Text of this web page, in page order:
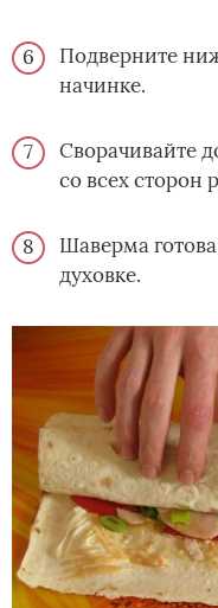
Подверните
начинке.
Сворачивайте
со всех сторон
Шаверма
духовке.